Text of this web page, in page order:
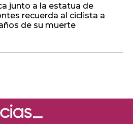
junto a la estatua de
recuerda al ciclista a
de su muerte